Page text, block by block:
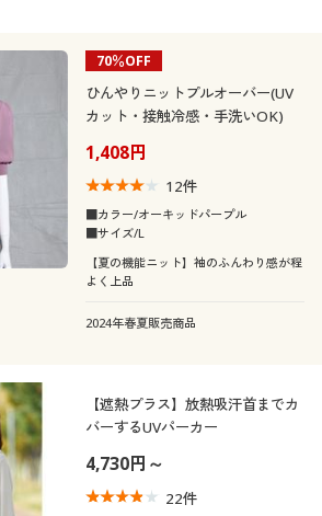
70％OFF
ひんやりニットプルオーバー(UV
カット・接触冷感・手洗いOK)
1,408円
12件
■カラー/オーキッドパープル
■サイズ/L
【夏の機能ニット】袖のふんわり感が程
よく上品
2024年春夏販売商品
【遮熱プラス】放熱吸汗首までカ
バーするUVパーカー
4,730円～
22件